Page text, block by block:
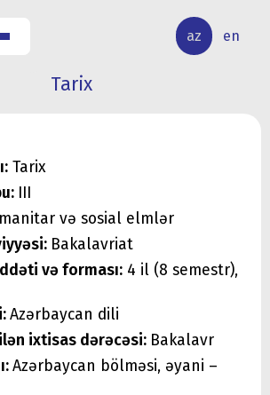
az en
Tarix
Tarix
və sosial elmlər
Bakalavriat
və forması: 4 il (8 semestr),
Azərbaycan dili
ixtisas dərəcəsi: Bakalavr
Azərbaycan bölməsi, əyani –